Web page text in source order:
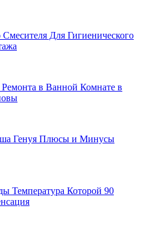
Для Гигиенического
Ремонта в Ванной Комнате в
Генуя Плюсы и Минусы
Температура Которой 90